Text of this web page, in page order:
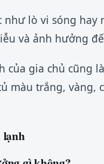
lò vi sóng hay
và ảnh hưởng
của gia chủ cũng
màu trắng, vàng,
lạnh